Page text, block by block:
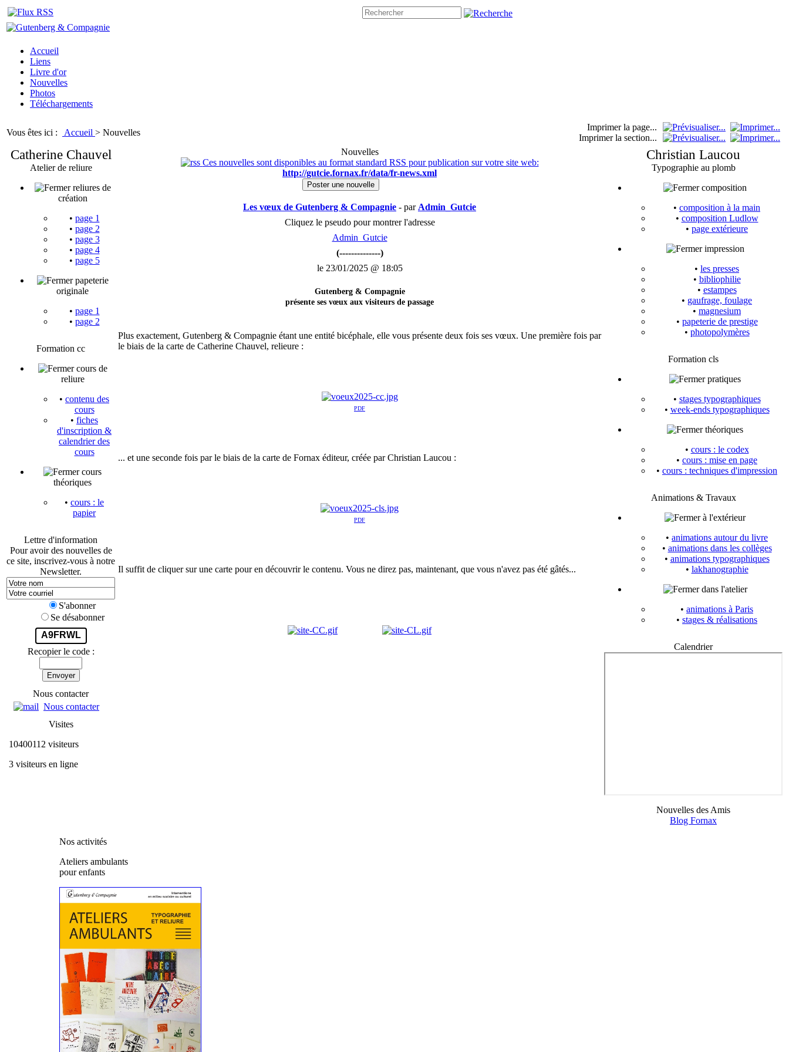
Accueil
Liens
Livre d'or
Nouvelles
Photos
Téléchargements
Vous êtes ici : Accueil > Nouvelles
Imprimer la page...
Imprimer la section...
Catherine Chauvel
Atelier de reliure
reliures de
création
• page 1
• page 2
• page 3
• page 4
• page 5
papeterie
originale
• page 1
• page 2
Formation cc
cours de
reliure
• contenu des
cours
• fiches
d'inscription &
calendrier des
cours
cours
théoriques
• cours : le
papier
Lettre d'information
Pour avoir des nouvelles de
ce site, inscrivez-vous à notre
Newsletter.
S'abonner
Se désabonner
A9FRWL
Recopier le code :
Envoyer
Nous contacter
Nous contacter
Visites
10400112 visiteurs
3 visiteurs en ligne
Nouvelles
Ces nouvelles sont disponibles au format standard RSS pour publication sur votre site web:
http://gutcie.fornax.fr/data/fr-news.xml
Poster une nouvelle
Les vœux de Gutenberg & Compagnie - par Admin_Gutcie
Cliquez le pseudo pour montrer l'adresse
Admin_Gutcie
(--------------)
le 23/01/2025 @ 18:05
Gutenberg & Compagnie
présente ses vœux aux visiteurs de passage
Plus exactement, Gutenberg & Compagnie étant une entité bicéphale, elle vous présente deux fois ses vœux. Une première fois par
le biais de la carte de Catherine Chauvel, relieure :
PDF
... et une seconde fois par le biais de la carte de Fornax éditeur, créée par Christian Laucou :
PDF
Il suffit de cliquer sur une carte pour en découvrir le contenu. Vous ne direz pas, maintenant, que vous n'avez pas été gâtés...
Christian Laucou
Typographie au plomb
composition
• composition à la main
• composition Ludlow
• page extérieure
impression
• les presses
• bibliophilie
• estampes
• gaufrage, foulage
• magnesium
• papeterie de prestige
• photopolymères
Formation cls
pratiques
• stages typographiques
• week-ends typographiques
théoriques
• cours : le codex
• cours : mise en page
• cours : techniques d'impression
Animations & Travaux
à l'extérieur
• animations autour du livre
• animations dans les collèges
• animations typographiques
• lakhanographie
dans l'atelier
• animations à Paris
• stages & réalisations
Calendrier
Nouvelles des Amis
Blog Fornax
Nos activités
Ateliers ambulants
pour enfants